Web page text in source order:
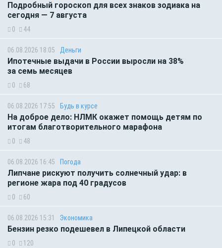
Подробный гороскоп для всех знаков зодиака на
сегодня — 7 августа
0 44
06.08.2026 18:05 Деньги
Ипотечные выдачи в России выросли на 38%
за семь месяцев
0 68
06.08.2026 17:55 Будь в курсе
На доброе дело: НЛМК окажет помощь детям по
итогам благотворительного марафона
0 48
06.08.2026 16:45 Погода
Липчане рискуют получить солнечный удар: в
регионе жара под 40 градусов
0 60
06.08.2026 15:31 Экономика
Бензин резко подешевел в Липецкой области
0 120